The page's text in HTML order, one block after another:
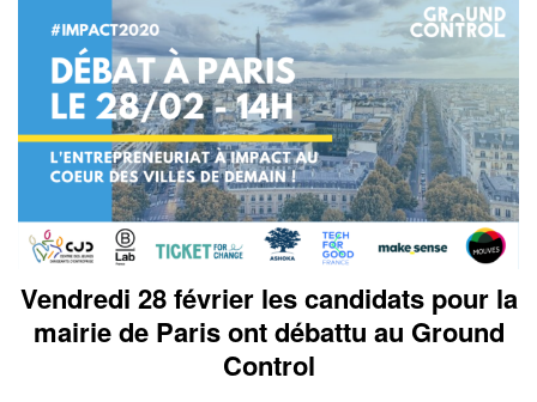
Vendredi 28 février les candidats pour la
mairie de Paris ont débattu au Ground
Control